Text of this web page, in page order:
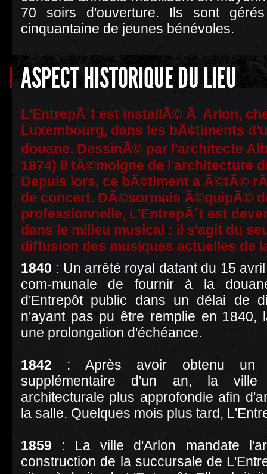
70 soirs d'ouverture. Ils sont
cinquantaine de jeunes bénévoles.
ASPECT HISTORIQUE DU LIEU
L'EntrepÃ´t est installÃ© Ã Arlon,
Luxembourg, dans les bÃ¢timents
douane. DessinÃ© par l'architecte
1874) il tÃ©moigne de l'architecture
Depuis lors, ce bÃ¢timent a Ã©tÃ©
de concert. DÃ©sormais Ã©quipÃ©
professionnelle, L'EntrepÃ´t est
dans le milieu musical : il s'agit du
diffusion des musiques actuelles de
1840 : Un arrêté royal datant du 15
com-munale de fournir à la
d'Entrepôt public dans un délai de
n'ayant pas pu être remplie en 1840,
une prolongation d'échéance.
1842 : Après avoir obtenu un
supplémentaire d'un an, la ville
architecturale plus approfondie afin
la salle. Quelques mois plus tard,
1859 : La ville d'Arlon mandate
construction de la succursale de